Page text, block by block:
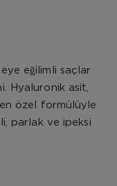
eğilimli saçlar
Hyaluronik asit,
özel formülüyle
parlak ve ipeksi